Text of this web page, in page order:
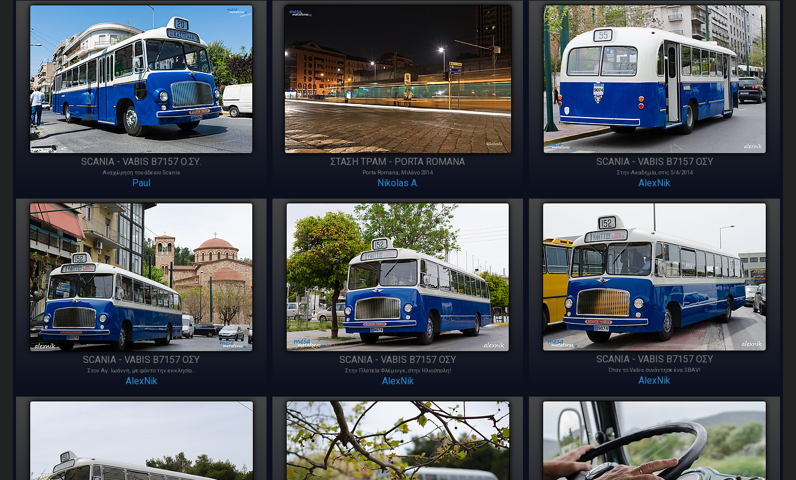
SCANIA - VABIS B7157 Ο.ΣΥ.
Αναχώρηση του άδειου Scania
Paul
ΣΤΑΣΗ ΤΡΑΜ - PORTA ROMANA
Porta Romana, Μιλάνο 2014
Nikolas A.
SCANIA - VABIS B7157 ΟΣΥ
Στην Ακαδημία, στις 5/4/2014
AlexNik
SCANIA - VABIS B7157 ΟΣΥ
Στον Αγ. Ιωάννη, με φόντο την εκκλησία..
AlexNik
SCANIA - VABIS B7157 ΟΣΥ
Στην Πλατεία Φλέμινγκ, στην Ηλιούπολη!
AlexNik
SCANIA - VABIS B7157 ΟΣΥ
Όταν το Vabis συνάντησε ένα SBAV!
AlexNik